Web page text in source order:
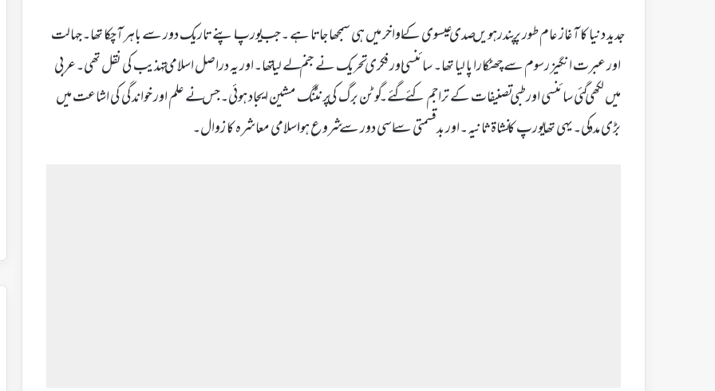
جدید دنیا کا آغاز عام طور پر پندرہویں صدی عیسوی کے اواخر میں ہی سمجھا جاتا ہے ۔جب یورپ اپنے تاریک دور سے باہر آچکا تھا۔جہالت
اور عبرت انگیز رسوم سے چھٹکارا پا لیا تھا۔ سائنسی اور فکری تحریک نے جنم لے لیا تھا۔اور یہ دراصل اسلامی تہذیب کی نقل تھی۔عربی
میں لکھی گئی سائنسی اور طبی تصنیفات کے تراجم کئے گئے۔ گوٹن برگ کی پرنٹنگ مشین ایجاد ہوئی۔جس نے علم اور خواندگی کی اشاعت میں
بڑی مدد کی۔یہی تھا یورپ کا نشاۃ ثانیہ۔اور بدقسمتی سے اسی دور سے شروع ہوا اسلامی معاشرہ کا زوال۔